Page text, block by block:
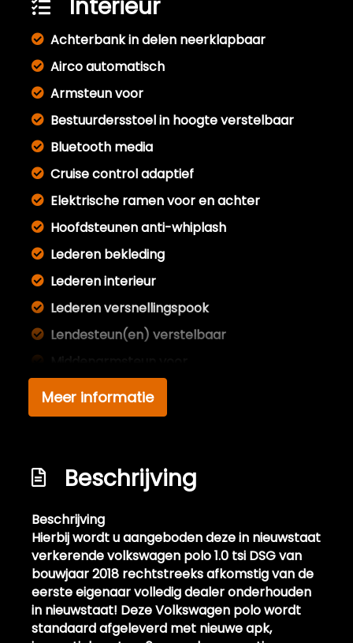
Interieur
Achterbank in delen neerklapbaar
Airco automatisch
Armsteun voor
Bestuurdersstoel in hoogte verstelbaar
Bluetooth media
Cruise control adaptief
Elektrische ramen voor en achter
Hoofdsteunen anti-whiplash
Lederen bekleding
Lederen interieur
Lederen versnellingspook
Lendesteun(en) verstelbaar
Middenarmsteun voor
Passagiersstoel in hoogte verstelbaar
Sportstoelen
Stuur verstelbaar
Stuurbekrachtiging snelheidsafhankelijk
Zwarte hemel
Overige
Achteropkomend verkeer waarschuwing
Anti blokkeer systeem
Meer informatie
Beschrijving
Beschrijving
Hierbij wordt u aangeboden deze in nieuwstaat
verkerende volkswagen polo 1.0 tsi DSG van
bouwjaar 2018 rechtstreeks afkomstig van de
eerste eigenaar volledig dealer onderhouden
in nieuwstaat! Deze Volkswagen polo wordt
standaard afgeleverd met nieuwe apk,